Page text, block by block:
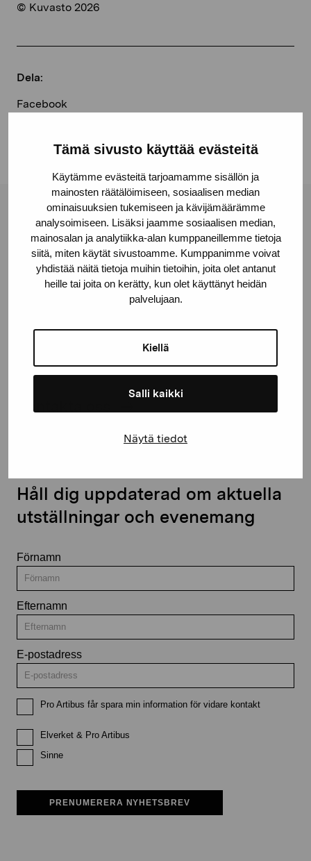
Tämä sivusto käyttää evästeitä
Käytämme evästeitä tarjoamamme sisällön ja
mainosten räätälöimiseen, sosiaalisen median
ominaisuuksien tukemiseen ja kävijämäärämme
analysoimiseen. Lisäksi jaamme sosiaalisen median,
mainosalan ja analytiikka-alan kumppaneillemme tietoja
siitä, miten käytät sivustoamme. Kumppanimme voivat
yhdistää näitä tietoja muihin tietoihin, joita olet antanut
heille tai joita on kerätty, kun olet käyttänyt heidän
palvelujaan.
Kiellä
Salli kaikki
Näytä tiedot
© Kuvasto 2026
Dela:
Facebook
Stiftelsen Pro Artibus
Gustav Wasas gata 11
10600 Ekenäs
proartibus@proartibus.fi
Håll dig uppdaterad om aktuella
utställningar och evenemang
Förnamn
Efternamn
E-postadress
Pro Artibus får spara min information för vidare kontakt
Elverket & Pro Artibus
Sinne
PRENUMERERA NYHETSBREV